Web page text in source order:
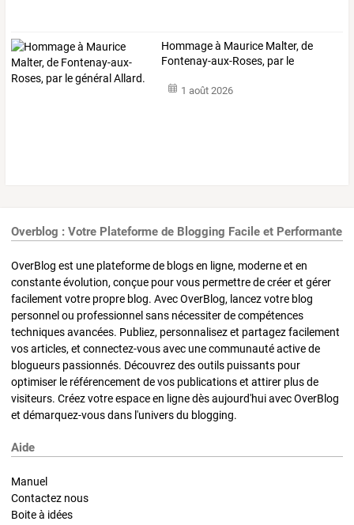
Hommageà Maurice Malter,de
Fontenay-aux-Roses, par le
1 août 2026
Overblog : Votre Plateforme de Blogging Facile et Performante
OverBlog est une plateforme de blogs en ligne, moderne et en
constante évolution, conçue pour vous permettre de créer et gérer
facilement votre propre blog. Avec OverBlog, lancez votre blog
personnel ou professionnel sans nécessiter de compétences
techniques avancées. Publiez, personnalisez et partagez facilement
vos articles, et connectez-vous avec une communauté active de
blogueurs passionnés. Découvrez des outils puissants pour
optimiser le référencement de vos publications et attirer plus de
visiteurs. Créez votre espace en ligne dès aujourd'hui avec OverBlog
et démarquez-vous dans l'univers du blogging.
Aide
Manuel
Contactez nous
Boite à idées